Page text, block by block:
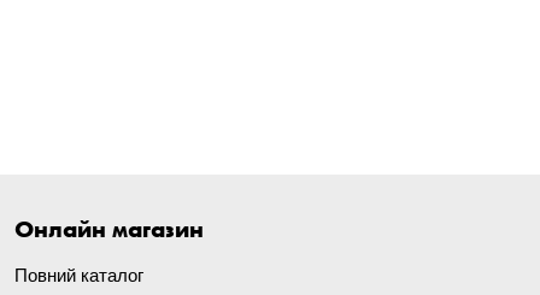
Онлайн магазин
Повний каталог